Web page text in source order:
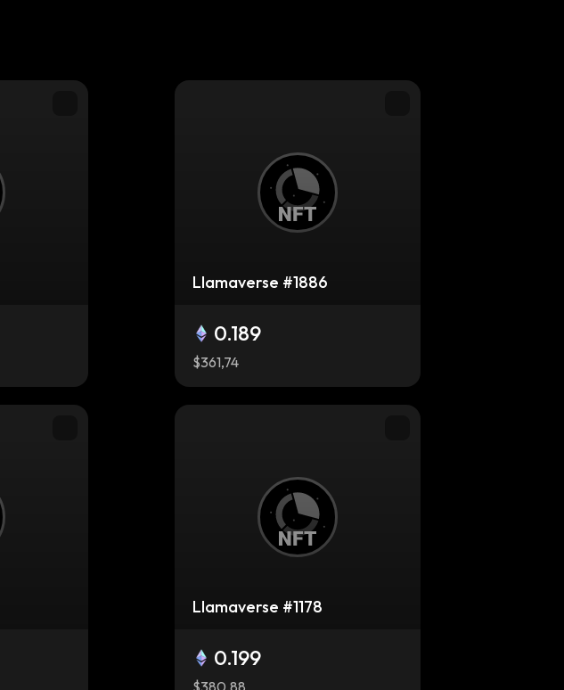
Llamaverse #1886
0.189
$361,74
Llamaverse #1178
0.199
$380,88